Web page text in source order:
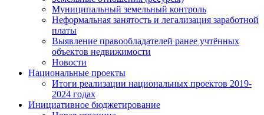
Муниципальный земельный контроль
Неформальная занятость и легализация заработной
платы
Выявление правообладателей ранее учтённых
объектов недвижимости
Новости
Национальные проекты
Итоги реализации национальных проектов 2019-
2024 годах
Инициативное бюджетирование